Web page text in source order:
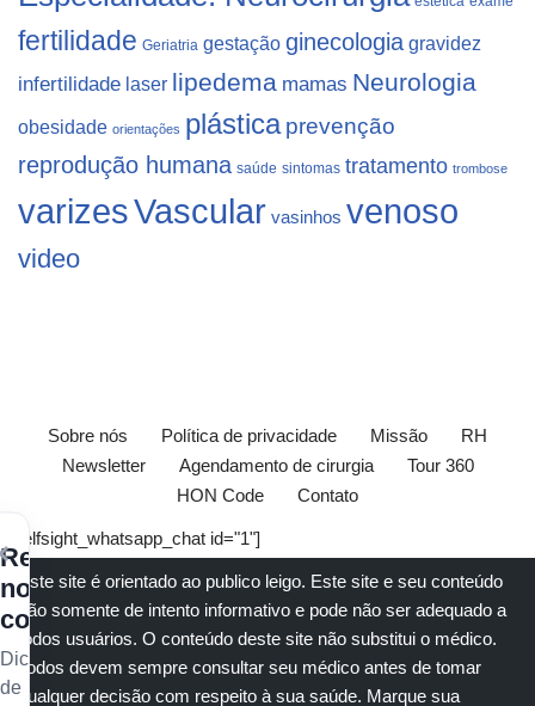
fertilidade Geriatria gestação ginecologia gravidez
infertilidade laser lipedema mamas Neurologia
obesidade orientações plástica prevenção
reprodução humana saúde sintomas tratamento trombose
varizesVascular vasinhos venoso
video
Sobre nós Política de privacidade Missão
RH
Newsletter
Agendamento de cirurgia
Tour 360
HON Code
Contato
[elfsight_whatsapp_chat id="1"]
Este site é orientado ao publico leigo. Este site e seu conteúdo
são somente de intento informativo e pode não ser adequado a
todos usuários. O conteúdo deste site não substitui o médico.
Todos devem sempre consultar seu médico antes de tomar
qualquer decisão com respeito à sua saúde. Marque sua
Receba
nossos
conteúdos
Dicas
de